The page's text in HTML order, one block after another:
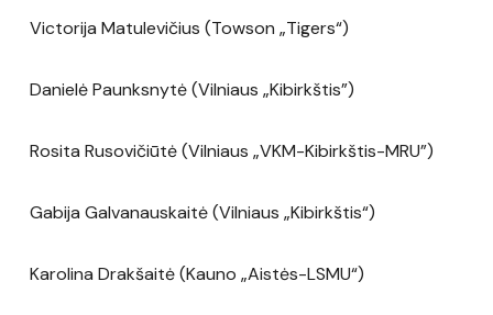
Victorija Matulevičius (Towson „Tigers“)
Danielė Paunksnytė (Vilniaus „Kibirkštis”)
Rosita Rusovičiūtė (Vilniaus „VKM-Kibirkštis-MRU”)
Gabija Galvanauskaitė (Vilniaus „Kibirkštis“)
Karolina Drakšaitė (Kauno „Aistės-LSMU“)